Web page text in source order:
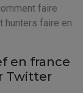
faire
hunters faire en
en france
Twitter